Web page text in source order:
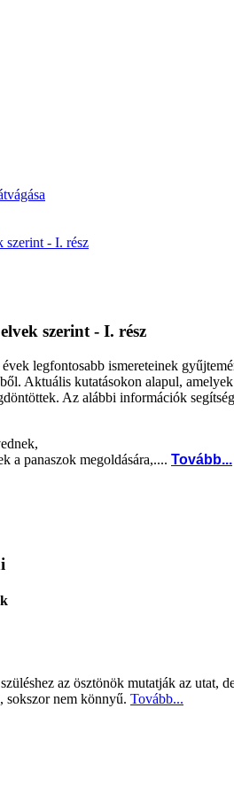
szerint - I. rész
szerint - I. rész
legfontosabb ismereteinek
Aktuális kutatásokon alapul,
Az alábbi információk
a panaszok megoldására,.... Tovább...
az ösztönök mutatják az utat,
sokszor nem könnyű. Tovább...